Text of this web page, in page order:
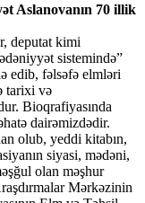
Aslanovanın 70 illik
deputat kimi
sistemində”
edib, fəlsəfə elmləri
tarixi və
Bioqrafiyasında
dairəmizdədir.
olub, yeddi kitabın,
siyasi, mədəni,
olan məşhur
Mərkəzinin